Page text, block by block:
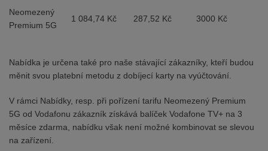
Neomezený
Premium 5G
1 084,74 Kč 287,52 Kč 3000 Kč
Nabídka je určena také pro naše stávající zákazníky, kteří budou
měnit svou platební metodu z dobíjecí karty na vyúčtování.
V rámci Nabídky, resp. při pořízení tarifu Neomezený Premium
5G od Vodafonu zákazník získává balíček Vodafone TV+ na 3
měsíce zdarma, nabídku však není možné kombinovat se slevou
na zařízení.